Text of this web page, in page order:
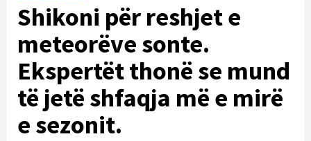
Shikoni për reshjet e
meteorëve sonte.
Ekspertët thonë se mund
të jetë shfaqja më e mirë
e sezonit.